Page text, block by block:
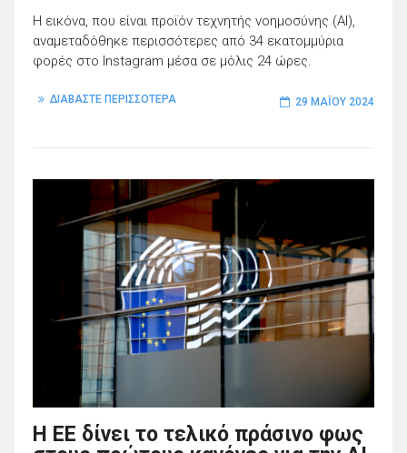
Η εικόνα, που είναι προϊόν τεχνητής νοημοσύνης (AI),
αναμεταδόθηκε περισσότερες από 34 εκατομμύρια
φορές στο Instagram μέσα σε μόλις 24 ώρες.
ΔΙΑΒΑΣΤΕ ΠΕΡΙΣΣΟΤΕΡΑ 29 ΜΑΪ́ΟΥ 2024
Η ΕΕ δίνει το τελικό πράσινο φως